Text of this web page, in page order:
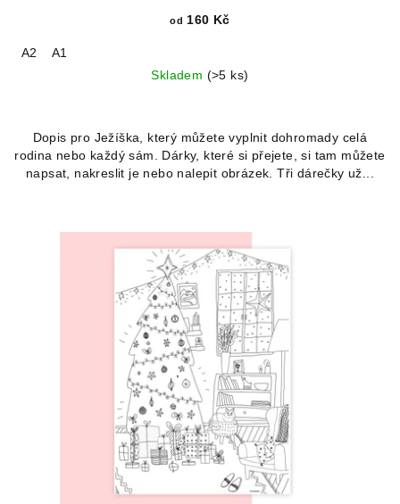
od 160 Kč
A2
A1
Skladem (>5 ks)
Dopis pro Ježíška, který můžete vyplnit dohromady celá
rodina nebo každý sám. Dárky, které si přejete, si tam můžete
napsat, nakreslit je nebo nalepit obrázek. Tři dárečky už...